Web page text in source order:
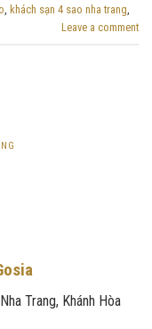
, khách sạn 4 sao nha trang,
Leave a comment
Trang, Khánh Hòa